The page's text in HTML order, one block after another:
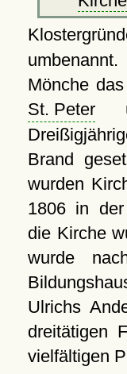
Mönche
St. Peter
Brand
wurden
1806 in der
die Kirche
wurde
Ulrichs
dreitätigen
vielfältigen